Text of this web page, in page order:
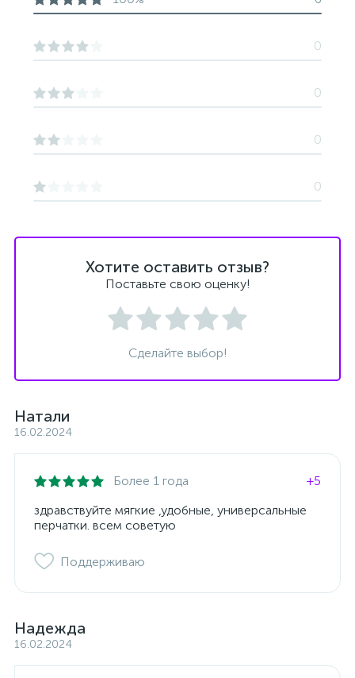
Хотите оставить отзыв?
Поставьте свою оценку!
Сделайте выбор!
Натали
16.02.2024
Более 1 года
+5
здравствуйте мягкие ,удобные, универсальные
перчатки. всем советую
Поддерживаю
Надежда
16.02.2024
0
0
0
0